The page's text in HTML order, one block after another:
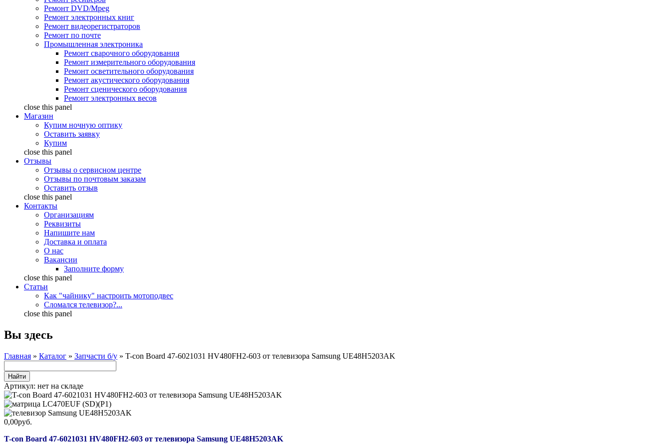
Ремонт DVD/Mpeg
Ремонт электронных книг
Ремонт видеорегистраторов
Ремонт по почте
Промышленная электроника
Ремонт сварочного оборудования
Ремонт измерительного оборудования
Ремонт осветительного оборудования
Ремонт акустического оборудования
Ремонт сценического оборудования
Ремонт электронных весов
close this panel
Магазин
Купим ночную оптику
Оставить заявку
Купим
close this panel
Отзывы
Отзывы о сервисном центре
Отзывы по почтовым заказам
Оставить отзыв
close this panel
Контакты
Организациям
Реквизиты
Напишите нам
Доставка и оплата
О нас
Вакансии
Заполните форму
close this panel
Статьи
Как "чайнику" настроить мотоподвес
Сломался телевизор?...
close this panel
Вы здесь
Главная » Каталог » Запчасти б/у » T-con Board 47-6021031 HV480FH2-603 от телевизора Samsung UE48H5203AK
Артикул: нет на складе
0,00руб.
T-con Board 47-6021031 HV480FH2-603 от телевизора Samsung UE48H5203AK